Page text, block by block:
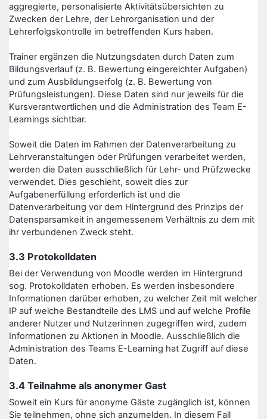
aggregierte, personalisierte Aktivitätsübersichten zu
Zwecken der Lehre, der Lehrorganisation und der
Lehrerfolgskontrolle im betreffenden Kurs haben.
Trainer ergänzen die Nutzungsdaten durch Daten zum
Bildungsverlauf (z. B. Bewertung eingereichter Aufgaben)
und zum Ausbildungserfolg (z. B. Bewertung von
Prüfungsleistungen). Diese Daten sind nur jeweils für die
Kursverantwortlichen und die Administration des Team E-
Learnings sichtbar.
Soweit die Daten im Rahmen der Datenverarbeitung zu
Lehrveranstaltungen oder Prüfungen verarbeitet werden,
werden die Daten ausschließlich für Lehr- und Prüfzwecke
verwendet. Dies geschieht, soweit dies zur
Aufgabenerfüllung erforderlich ist und die
Datenverarbeitung vor dem Hintergrund des Prinzips der
Datensparsamkeit in angemessenem Verhältnis zu dem mit
ihr verbundenen Zweck steht.
3.3 Protokolldaten
Bei der Verwendung von Moodle werden im Hintergrund
sog. Protokolldaten erhoben. Es werden insbesondere
Informationen darüber erhoben, zu welcher Zeit mit welcher
IP auf welche Bestandteile des LMS und auf welche Profile
anderer Nutzer und Nutzerinnen zugegriffen wird, zudem
Informationen zu Aktionen in Moodle. Ausschließlich die
Administration des Teams E-Learning hat Zugriff auf diese
Daten.
3.4 Teilnahme als anonymer Gast
Soweit ein Kurs für anonyme Gäste zugänglich ist, können
Sie teilnehmen, ohne sich anzumelden. In diesem Fall